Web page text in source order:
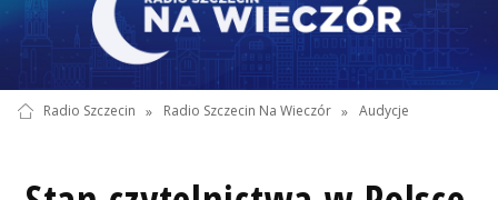
Radio Szczecin » Radio Szczecin Na Wieczór » Audycje